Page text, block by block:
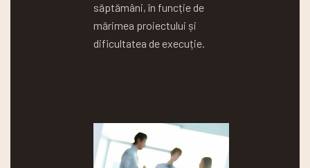
săptămâni, în funcție de
mărimea proiectului și
dificultatea de execuție.